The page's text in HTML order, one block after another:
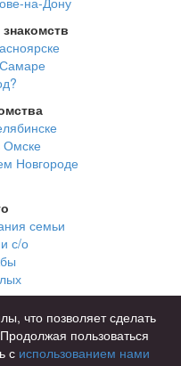
Омске
Новгороде
семьи
с/о
что позволяет сделать
пользоваться
с использованием нами